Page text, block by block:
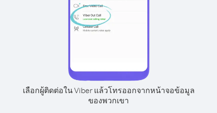
เลือกผู้ติดต่อใน Viber แล้วโทรออกจากหน้าจอข้อมูล
ของพวกเขา